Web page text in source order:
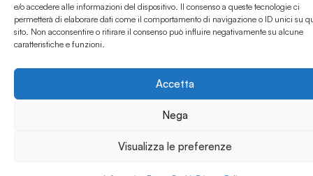
e/o accedere alle informazioni del dispositivo. Il consenso a queste tecnologie ci
permetterà di elaborare dati come il comportamento di navigazione o ID unici su
sito. Non acconsentire o ritirare il consenso può influire negativamente su alcune
caratteristiche e funzioni.
Accetta
Nega
Visualizza le preferenze
P.IVA e CF 09406120155
PRIVACY POLICY SITO
www.salonedellostudente.it
COOKIE POLICY